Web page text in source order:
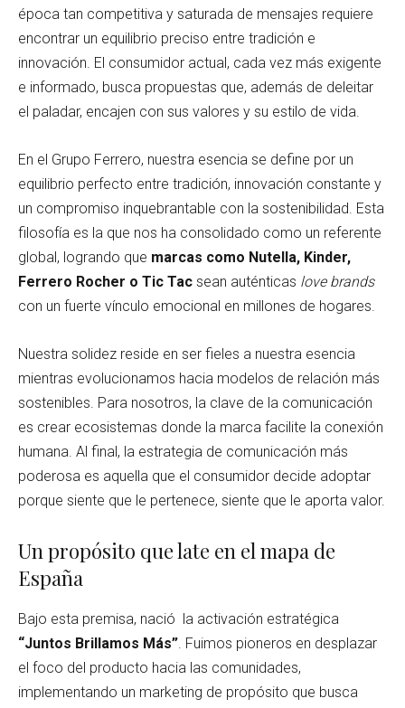
época tan competitiva y saturada de mensajes requiere
encontrar un equilibrio preciso entre tradición e
innovación. El consumidor actual, cada vez más exigente
e informado, busca propuestas que, además de deleitar
el paladar, encajen con sus valores y su estilo de vida.
En el Grupo Ferrero, nuestra esencia se define por un
equilibrio perfecto entre tradición, innovación constante y
un compromiso inquebrantable con la sostenibilidad. Esta
filosofía es la que nos ha consolidado como un referente
global, logrando que marcas como Nutella, Kinder,
Ferrero Rocher o Tic Tac sean auténticas love brands
con un fuerte vínculo emocional en millones de hogares.
Nuestra solidez reside en ser fieles a nuestra esencia
mientras evolucionamos hacia modelos de relación más
sostenibles. Para nosotros, la clave de la comunicación
es crear ecosistemas donde la marca facilite la conexión
humana. Al final, la estrategia de comunicación más
poderosa es aquella que el consumidor decide adoptar
porque siente que le pertenece, siente que le aporta valor.
Un propósito que late en el mapa de
España
Bajo esta premisa, nació la activación estratégica
“Juntos Brillamos Más” . Fuimos pioneros en desplazar
el foco del producto hacia las comunidades,
implementando un marketing de propósito que busca